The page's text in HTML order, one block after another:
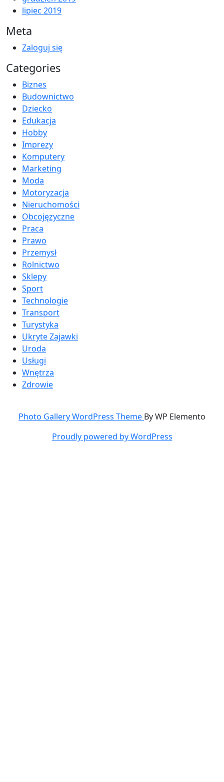
lipiec 2019
Meta
Zaloguj się
Categories
Biznes
Budownictwo
Dziecko
Edukacja
Hobby
Imprezy
Komputery
Marketing
Moda
Motoryzacja
Nieruchomości
Obcojęzyczne
Praca
Prawo
Przemysł
Rolnictwo
Sklepy
Sport
Technologie
Transport
Turystyka
Ukryte Zajawki
Uroda
Usługi
Wnętrza
Zdrowie
Photo Gallery WordPress Theme By WP Elemento
Proudly powered by WordPress